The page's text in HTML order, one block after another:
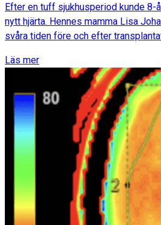
Efter en tuff sjukhusperiod kunde 8-
nytt hjärta. Hennes mamma Lisa
svåra tiden före och efter
Läs mer